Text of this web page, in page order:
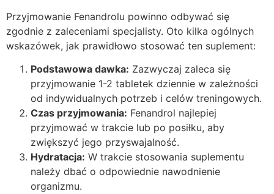
Przyjmowanie Fenandrolu powinno odbywać się
zgodnie z zaleceniami specjalisty. Oto kilka ogólnych
wskazówek, jak prawidłowo stosować ten suplement:
Podstawowa dawka: Zazwyczaj zaleca się
przyjmowanie 1-2 tabletek dziennie w zależności
od indywidualnych potrzeb i celów treningowych.
Czas przyjmowania: Fenandrol najlepiej
przyjmować w trakcie lub po posiłku, aby
zwiększyć jego przyswajalność.
Hydratacja: W trakcie stosowania suplementu
należy dbać o odpowiednie nawodnienie
organizmu.